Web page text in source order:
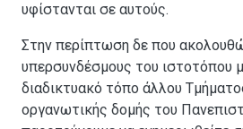
υφίστανται σε αυτούς.
Στην περίπτωση δε που
υπερσυνδέσμους του ιστοτόπου
διαδικτυακό τόπο άλλου
οργανωτικής δομής του